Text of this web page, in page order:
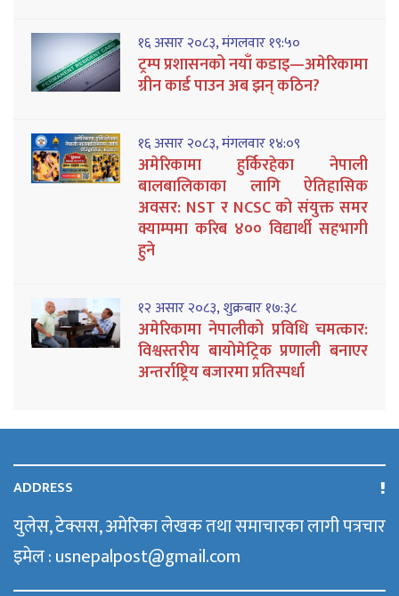
१६ असार २०८३, मंगलवार १९:५०
ट्रम्प प्रशासनको नयाँ कडाइ—अमेरिकामा
ग्रीन कार्ड पाउन अब झन् कठिन?
१६ असार २०८३, मंगलवार १४:०९
अमेरिकामा हुर्किरहेका नेपाली
बालबालिकाका लागि ऐतिहासिक
अवसर: NST र NCSC को संयुक्त समर
क्याम्पमा करिब ४०० विद्यार्थी सहभागी
हुने
१२ असार २०८३, शुक्रबार १७:३८
अमेरिकामा नेपालीको प्रविधि चमत्कार:
विश्वस्तरीय बायोमेट्रिक प्रणाली बनाएर
अन्तर्राष्ट्रिय बजारमा प्रतिस्पर्धा
ADDRESS
युलेस, टेक्सस, अमेरिका लेखक तथा समाचारका लागी पत्रचार
इमेल : usnepalpost@gmail.com